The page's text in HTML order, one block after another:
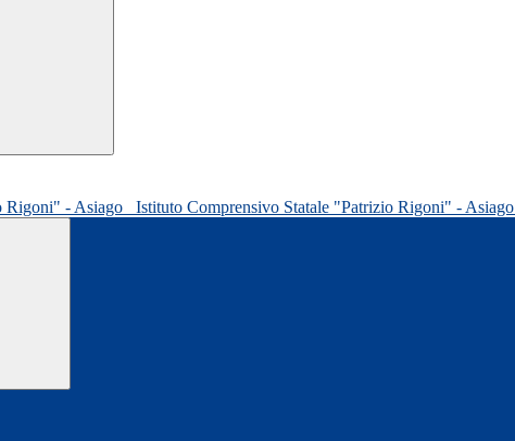
Istituto Comprensivo Statale "Patrizio Rigoni" - Asiago